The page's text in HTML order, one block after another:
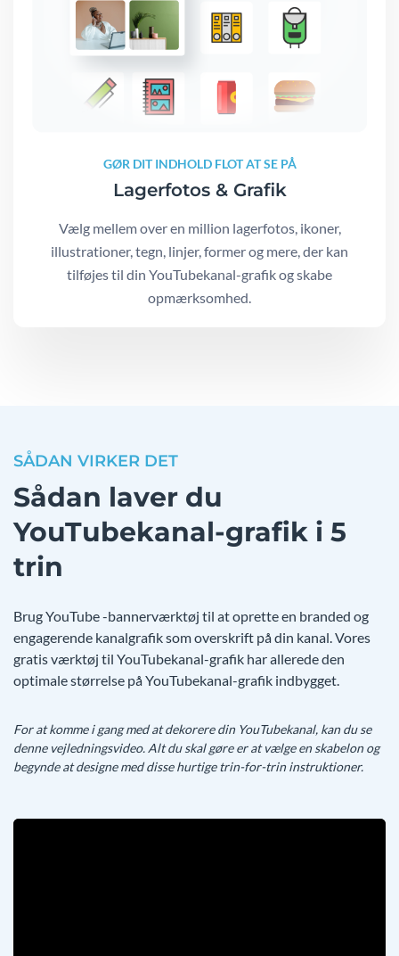
GØR DIT INDHOLD FLOT AT SE PÅ
Lagerfotos & Grafik
Vælg mellem over en million lagerfotos, ikoner,
illustrationer, tegn, linjer, former og mere, der kan
tilføjes til din YouTubekanal-grafik og skabe
opmærksomhed.
SÅDAN VIRKER DET
Sådan laver du
YouTubekanal-grafik i 5
trin
Brug YouTube -bannerværktøj til at oprette en branded og
engagerende kanalgrafik som overskrift på din kanal. Vores
gratis værktøj til YouTubekanal-grafik har allerede den
optimale størrelse på YouTubekanal-grafik indbygget.
For at komme i gang med at dekorere din YouTubekanal, kan du se
denne vejledningsvideo. Alt du skal gøre er at vælge en skabelon og
begynde at designe med disse hurtige trin-for-trin instruktioner.